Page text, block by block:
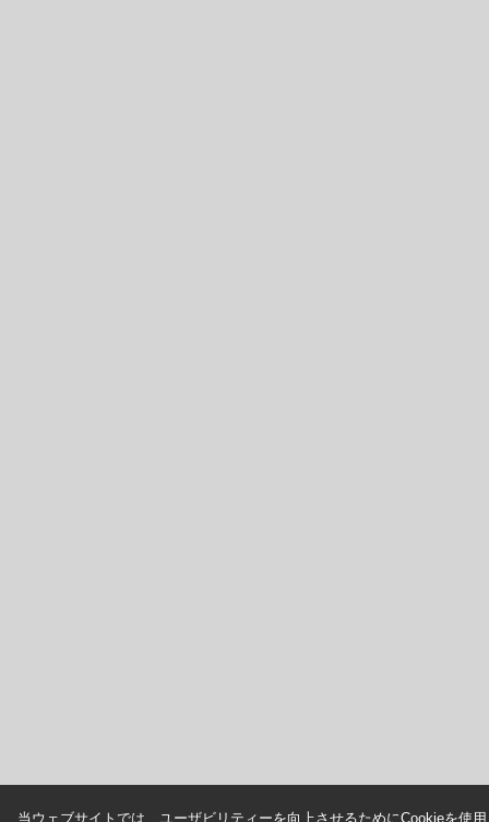
当ウェブサイトでは、ユーザビリティーを向上させるためにCookieを使